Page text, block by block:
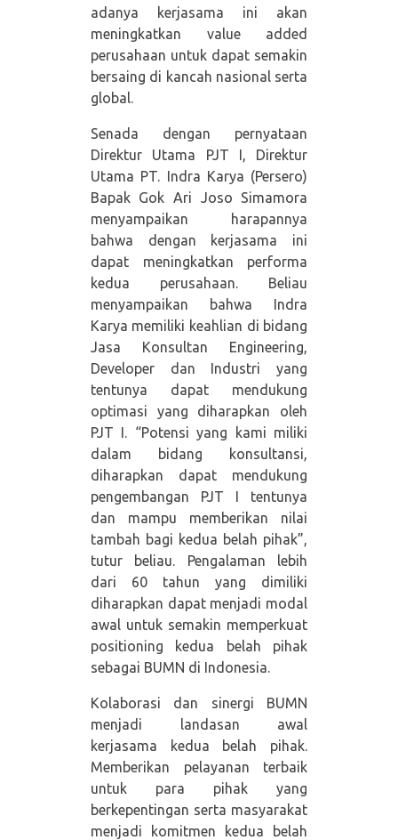
adanya kerjasama ini akan
meningkatkan value added
perusahaan untuk dapat semakin
bersaing di kancah nasional serta
global.
Senada dengan pernyataan
Direktur Utama PJT I, Direktur
Utama PT. Indra Karya (Persero)
Bapak Gok Ari Joso Simamora
menyampaikan harapannya
bahwa dengan kerjasama ini
dapat meningkatkan performa
kedua perusahaan. Beliau
menyampaikan bahwa Indra
Karya memiliki keahlian di bidang
Jasa Konsultan Engineering,
Developer dan Industri yang
tentunya dapat mendukung
optimasi yang diharapkan oleh
PJT I. “Potensi yang kami miliki
dalam bidang konsultansi,
diharapkan dapat mendukung
pengembangan PJT I tentunya
dan mampu memberikan nilai
tambah bagi kedua belah pihak”,
tutur beliau. Pengalaman lebih
dari 60 tahun yang dimiliki
diharapkan dapat menjadi modal
awal untuk semakin memperkuat
positioning kedua belah pihak
sebagai BUMN di Indonesia.
Kolaborasi dan sinergi BUMN
menjadi landasan awal
kerjasama kedua belah pihak.
Memberikan pelayanan terbaik
untuk para pihak yang
berkepentingan serta masyarakat
menjadi komitmen kedua belah